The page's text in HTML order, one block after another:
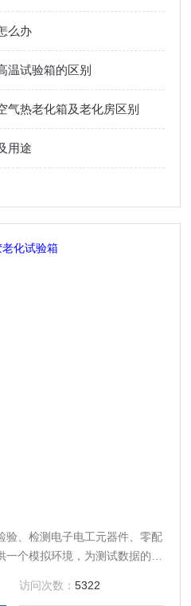
么办
温试验箱的区别
气热老化箱及老化房区别
用途
验、检测电子电工元器件、零配
个模拟环境，为测试数据的准
计测装置，温度控制器，结构
访问次数： 5322